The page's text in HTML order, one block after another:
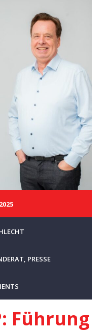
, PRESSE
Führung